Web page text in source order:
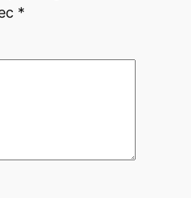
*